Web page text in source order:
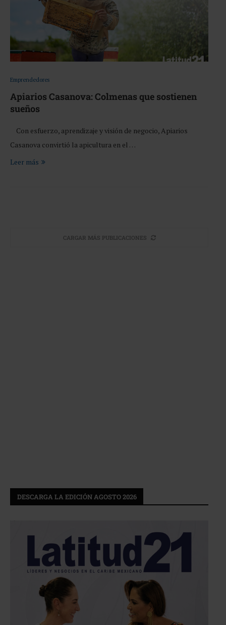
Emprendedores
Apiarios Casanova: Colmenas que sostienen
sueños
Con esfuerzo, aprendizaje y visión de negocio, Apiarios
Casanova convirtió la apicultura en el …
Leer más
CARGAR MÁS PUBLICACIONES
DESCARGA LA EDICIÓN AGOSTO 2026